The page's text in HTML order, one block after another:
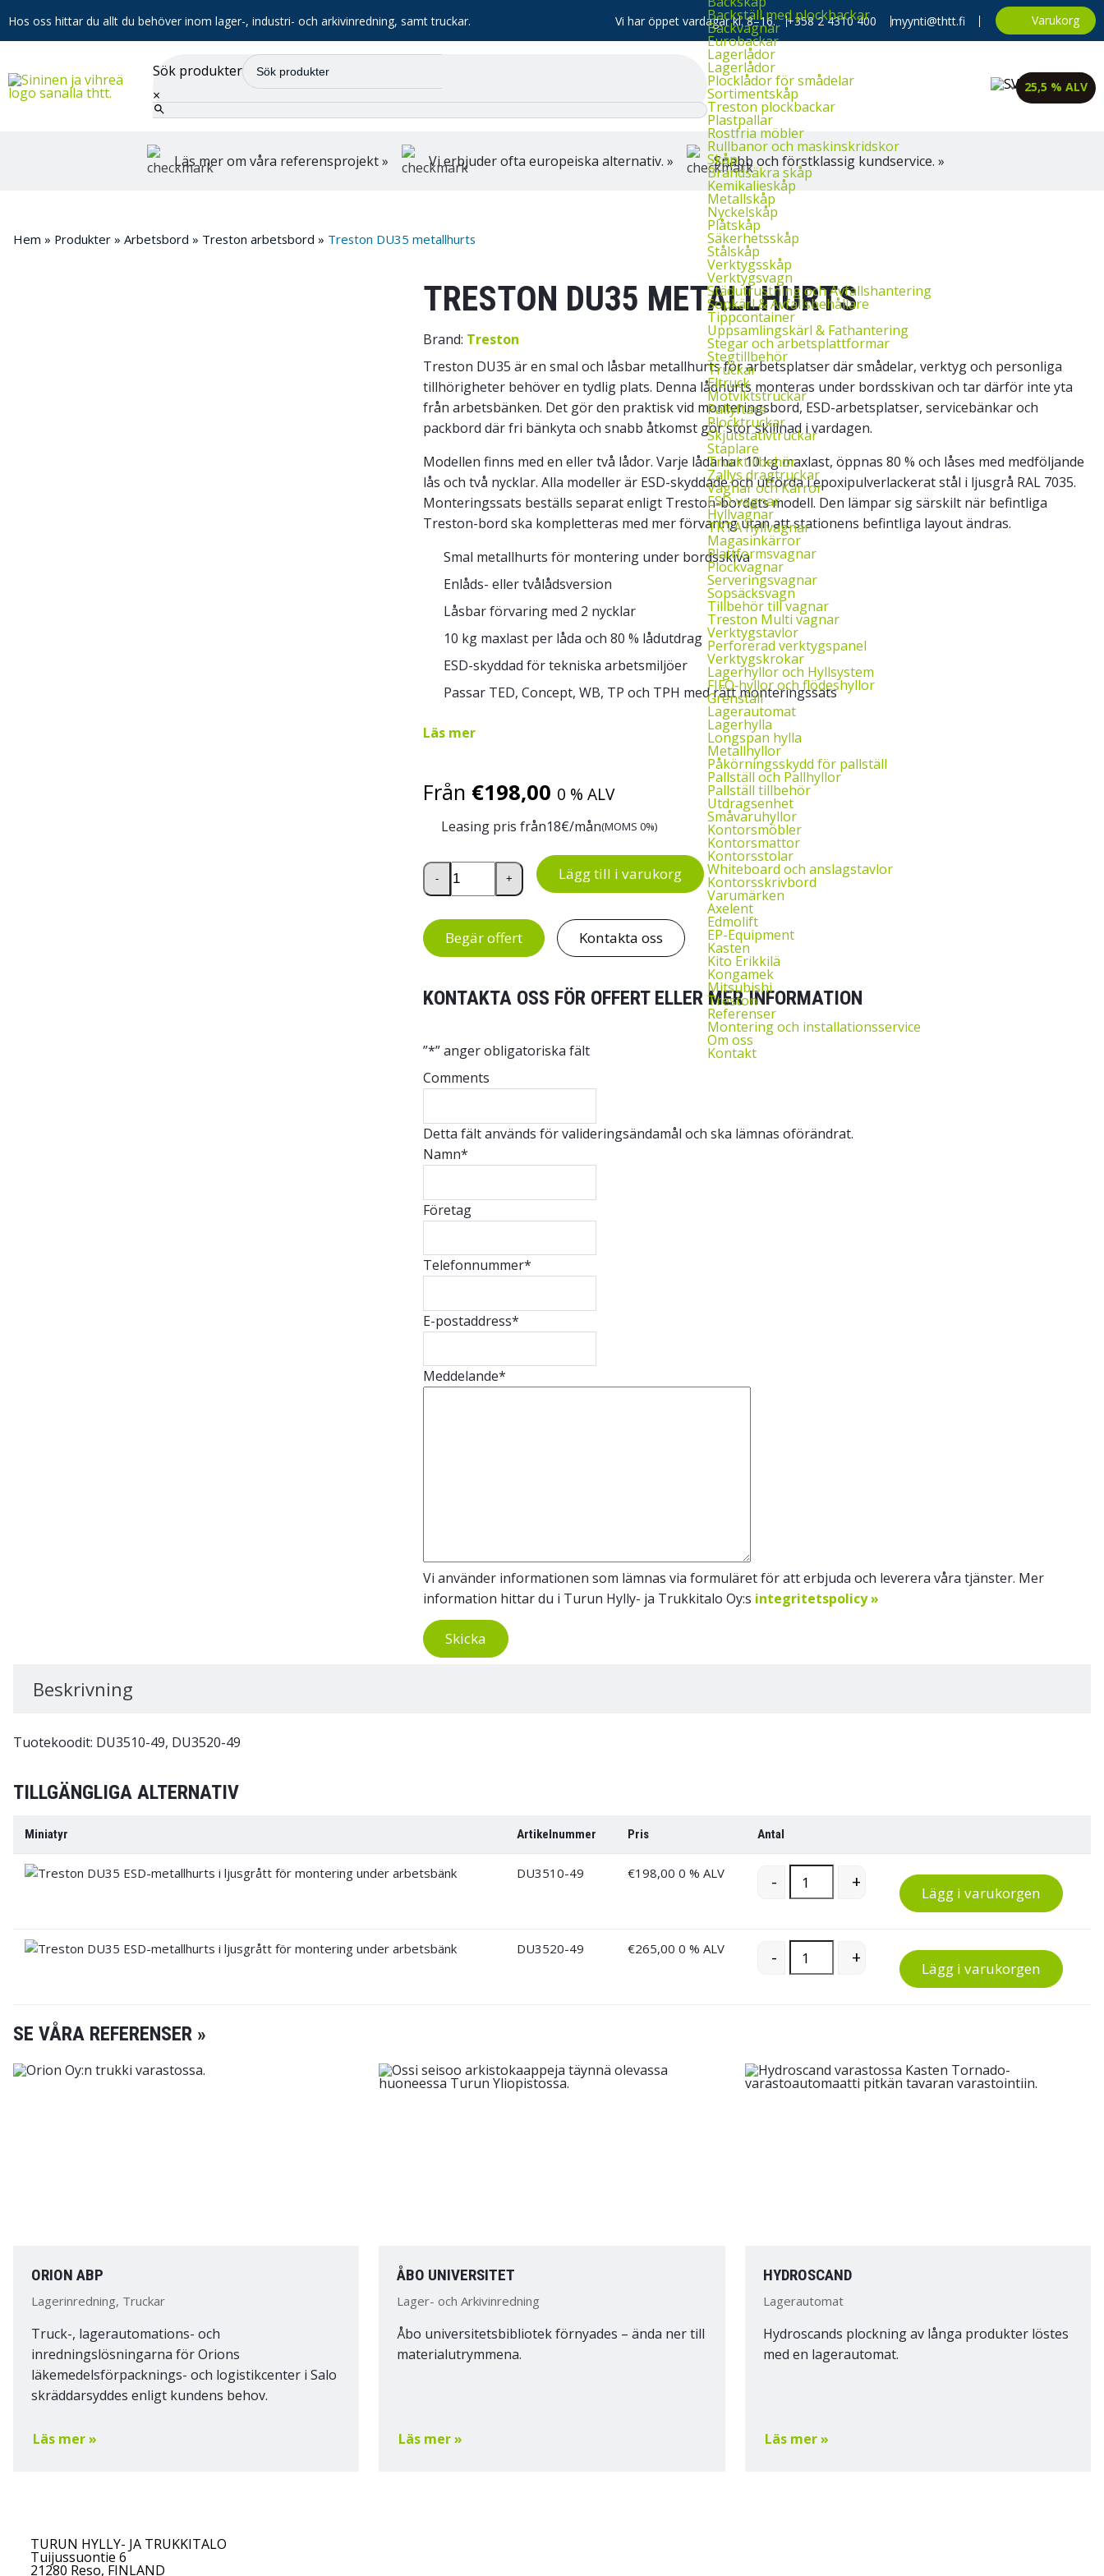
Hos oss hittar du allt du behöver inom lager-, industri- och arkivinredning, samt truckar. Vi har öppet vardagar kl. 8–16. +358 2 4310 400 myynti@thtt.fi Varukorg
Sök produkter
×
Backställ med plockbackar
Backvagnar
Eurobackar
Lagerlådor
Lagerlådor
Plocklådor för smådelar
Sortimentskåp
Treston plockbackar
Plastpallar
Rostfria möbler
Rullbanor och maskinskridskor
Skåp
Brandsäkra skåp
Kemikalieskåp
Metallskåp
Nyckelskåp
Plåtskåp
Säkerhetsskåp
Stålskåp
Verktygsskåp
Verktygsvagn
Städutrustning och Avfallshantering
Sopkärl & Avfallsbehållare
Tippcontainer
Uppsamlingskärl & Fathantering
Stegar och arbetsplattformar
Stegtillbehör
Truckar
Eltruck
Motviktstruckar
Pallyftare
Plocktruckar
Skjutstativtruckar
Staplare
Trucktillbehör
Zallys dragtruckar
Vagnar och Kärror
ESD‑vagnar
Hyllvagnar
TRTA hyllvagnar
Magasinkärror
Plattformsvagnar
Plockvagnar
Serveringsvagnar
Sopsäcksvagn
Tillbehör till vagnar
Treston Multi vagnar
Verktygstavlor
Perforerad verktygspanel
Verktygskrokar
Lagerhyllor och Hyllsystem
FIFO‑hyllor och flödeshyllor
Grenställ
Lagerautomat
Lagerhylla
Longspan hylla
Metallhyllor
Påkörningsskydd för pallställ
Pallställ och Pallhyllor
Pallställ tillbehör
Utdragsenhet
Småvaruhyllor
Kontorsmöbler
Kontorsmattor
Kontorsstolar
Whiteboard och anslagstavlor
Kontorsskrivbord
Varumärken
Axelent
Edmolift
EP-Equipment
Kasten
Kito Erikkilä
Kongamek
Mitsubishi
Treston
Referenser
Montering och installationsservice
Om oss
Kontakt
25,5 % ALV
Läs mer om våra referensprojekt » Vi erbjuder ofta europeiska alternativ. » Snabb och förstklassig kundservice. »
Hem » Produkter » Arbetsbord » Treston arbetsbord » Treston DU35 metallhurts
TRESTON DU35 METALLHURTS
Brand: Treston
Treston DU35 är en smal och låsbar metallhurts för arbetsplatser där smådelar, verktyg och personliga
tillhörigheter behöver en tydlig plats. Denna lådhurts monteras under bordsskivan och tar därför inte yta
från arbetsbänken. Det gör den praktisk vid monteringsbord, ESD-arbetsplatser, servicebänkar och
packbord där fri bänkyta och snabb åtkomst gör stor skillnad i vardagen.
Modellen finns med en eller två lådor. Varje låda har 10 kg maxlast, öppnas 80 % och låses med medföljande
lås och två nycklar. Alla modeller är ESD-skyddade och utförda i epoxipulverlackerat stål i ljusgrå RAL 7035.
Monteringssats beställs separat enligt Treston-bordets modell. Den lämpar sig särskilt när befintliga
Treston-bord ska kompletteras med mer förvaring utan att stationens befintliga layout ändras.
Smal metallhurts för montering under bordsskiva
Enlåds- eller tvålådsversion
Låsbar förvaring med 2 nycklar
10 kg maxlast per låda och 80 % lådutdrag
ESD-skyddad för tekniska arbetsmiljöer
Passar TED, Concept, WB, TP och TPH med rätt monteringssats
Läs mer
Från €198,00 0 % ALV
Leasing pris från18€/mån(MOMS 0%)
Treston DU35 metallhurts mängd
- + Lägg till i varukorg
Begär offert Kontakta oss
KONTAKTA OSS FÖR OFFERT ELLER MER INFORMATION
”*” anger obligatoriska fält
Comments
Detta fält används för valideringsändamål och ska lämnas oförändrat.
Namn*
Företag
Telefonnummer*
E-postaddress*
Meddelande*
Vi använder informationen som lämnas via formuläret för att erbjuda och leverera våra tjänster. Mer
information hittar du i Turun Hylly- ja Trukkitalo Oy:s integritetspolicy »
Skicka
Beskrivning
Tuotekoodit: DU3510-49, DU3520-49
TILLGÄNGLIGA ALTERNATIV
Miniatyr Artikelnummer Pris Antal
DU3510-49 €198,00 0 % ALV - Treston DU35 metallhurts quantity
+
Lägg i varukorgen
DU3520-49 €265,00 0 % ALV - Treston DU35 metallhurts quantity
+
Lägg i varukorgen
SE VÅRA REFERENSER »
ORION ABP
Lagerinredning, Truckar
Truck-, lagerautomations- och
inredningslösningarna för Orions
läkemedelsförpacknings- och logistikcenter i Salo
skräddarsyddes enligt kundens behov.
Läs mer »
ÅBO UNIVERSITET
Lager- och Arkivinredning
Åbo universitetsbibliotek förnyades – ända ner till
materialutrymmena.
Läs mer »
HYDROSCAND
Lagerautomat
Hydroscands plockning av långa produkter löstes
med en lagerautomat.
Läs mer »
TURUN HYLLY- JA TRUKKITALO
Tuijussuontie 6
21280 Reso, FINLAND